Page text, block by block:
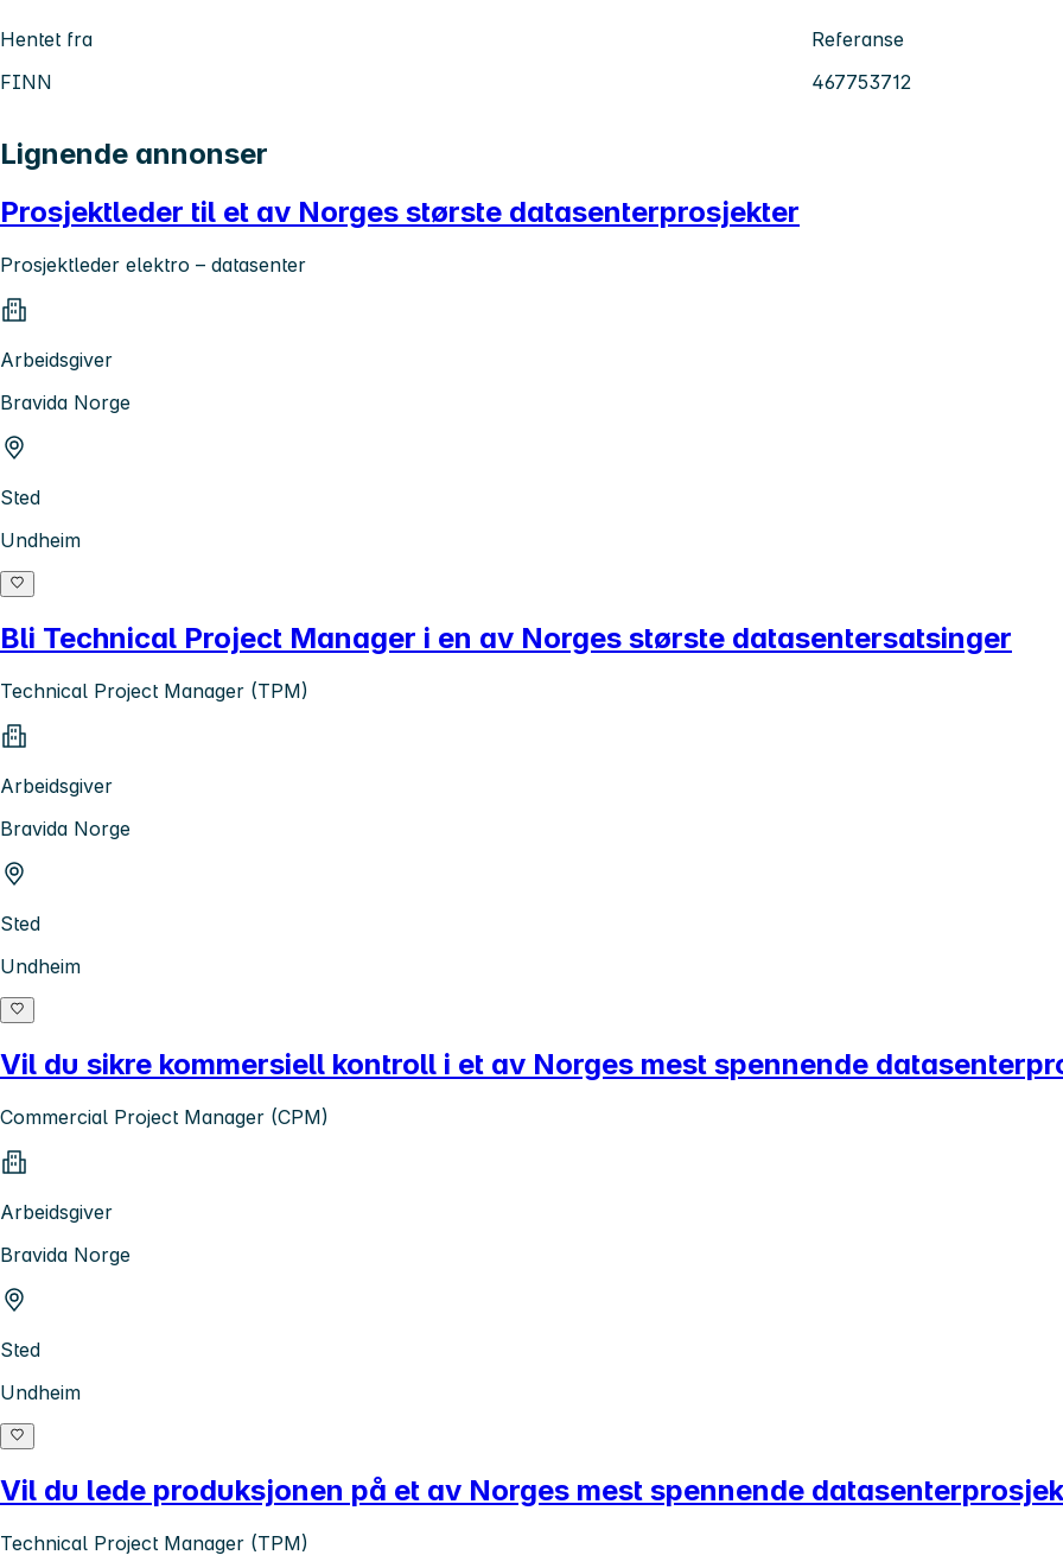
Hentet fra
FINN
Referanse
467753712
Lignende annonser
Prosjektleder til et av Norges største datasenterprosjekter
Prosjektleder elektro – datasenter
Arbeidsgiver
Bravida Norge
Sted
Undheim
Bli Technical Project Manager i en av Norges største datasentersatsinger
Technical Project Manager (TPM)
Arbeidsgiver
Bravida Norge
Sted
Undheim
Vil du sikre kommersiell kontroll i et av Norges mest spennende
Commercial Project Manager (CPM)
Arbeidsgiver
Bravida Norge
Sted
Undheim
Vil du lede produksjonen på et av Norges mest spennende
Technical Project Manager (TPM)